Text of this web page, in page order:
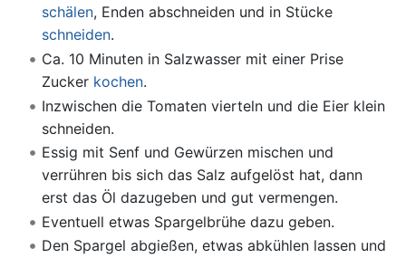
schälen, Enden abschneiden und in Stücke
schneiden.
Ca. 10 Minuten in Salzwasser mit einer Prise
Zucker kochen.
Inzwischen die Tomaten vierteln und die Eier klein
schneiden.
Essig mit Senf und Gewürzen mischen und
verrühren bis sich das Salz aufgelöst hat, dann
erst das Öl dazugeben und gut vermengen.
Eventuell etwas Spargelbrühe dazu geben.
Den Spargel abgießen, etwas abkühlen lassen und